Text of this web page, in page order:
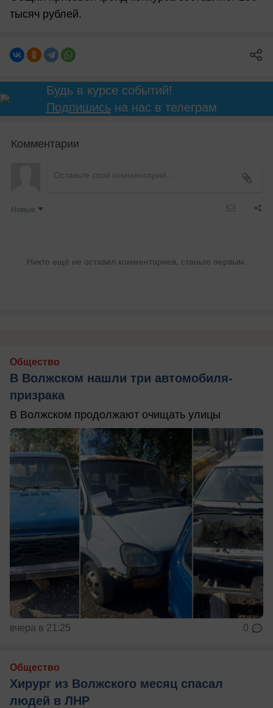
тысяч рублей.
Будь в курсе событий!
Подпишисьна нас в телеграм
Комментарии
Новые
Никто ещё не оставил комментариев, станьте первым.
Общество
В Волжском нашли три автомобиля-
призрака
В Волжском продолжают очищать улицы
вчера в 21:25 0
Общество
Хирург из Волжского месяц спасал
людей в ЛНР